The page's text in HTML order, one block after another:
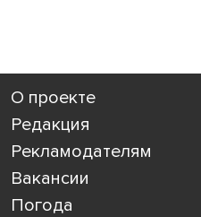
О проекте
Редакция
Рекламодателям
Вакансии
Погода